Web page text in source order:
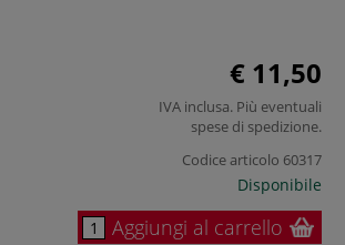
€ 11,50
IVA inclusa. Più eventuali
spese di spedizione.
Codice articolo 60317
Disponibile
Aggiungi al carrello